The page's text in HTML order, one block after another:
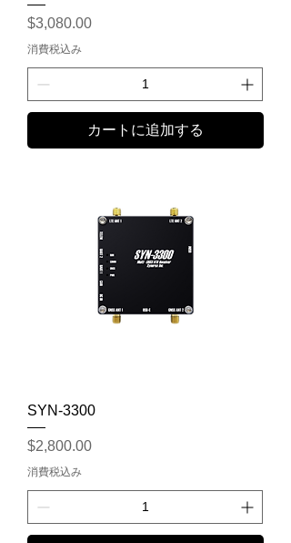
価格
$3,080.00
消費税込み
カートに追加する
SYN-3300
価格
$2,800.00
消費税込み